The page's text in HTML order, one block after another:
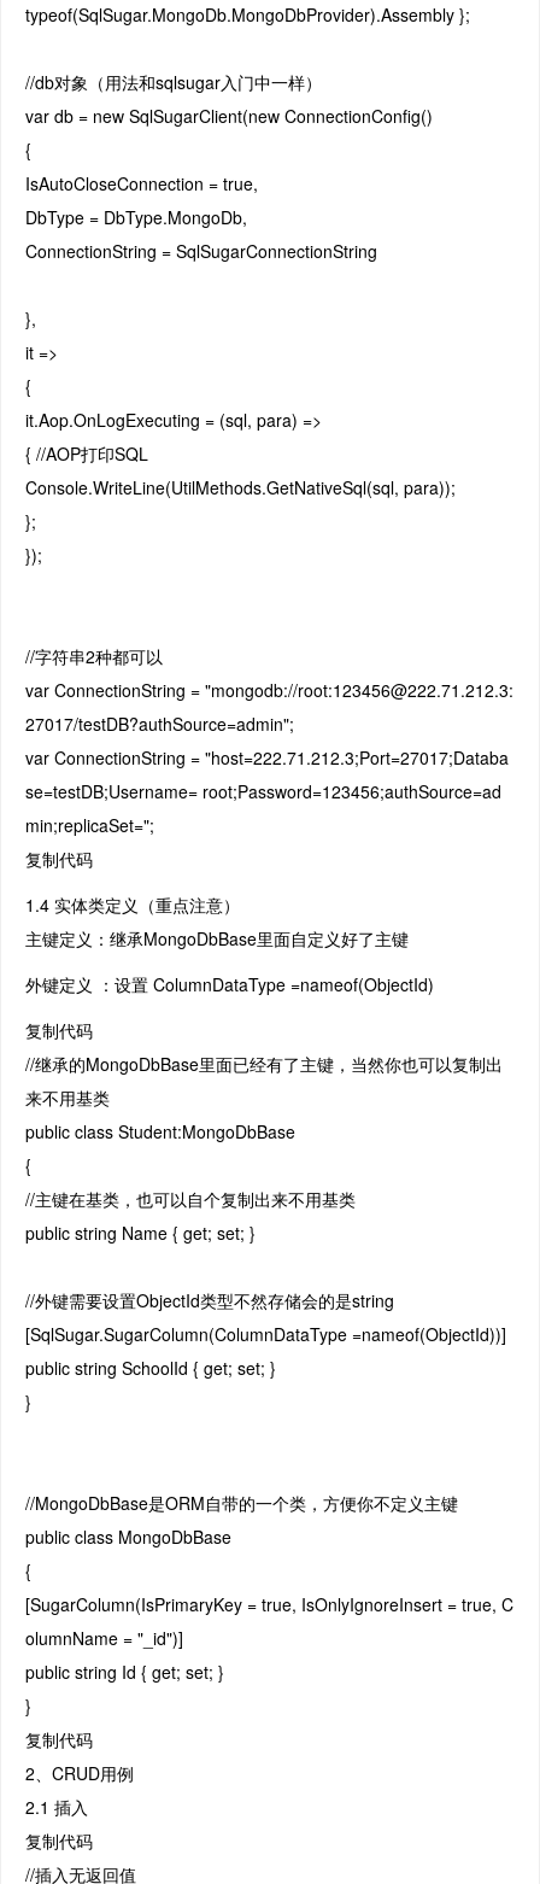
typeof(SqlSugar.MongoDb.MongoDbProvider).Assembly };
//db对象（用法和sqlsugar入门中一样）
var db = new SqlSugarClient(new ConnectionConfig()
{
IsAutoCloseConnection = true,
DbType = DbType.MongoDb,
ConnectionString = SqlSugarConnectionString
},
it =>
{
it.Aop.OnLogExecuting = (sql, para) =>
{ //AOP打印SQL
Console.WriteLine(UtilMethods.GetNativeSql(sql, para));
};
});
//字符串2种都可以
var ConnectionString = "mongodb://root:123456@222.71.212.3:
27017/testDB?authSource=admin";
var ConnectionString = "host=222.71.212.3;Port=27017;Databa
se=testDB;Username= root;Password=123456;authSource=ad
min;replicaSet=";
复制代码
1.4 实体类定义（重点注意）
主键定义：继承MongoDbBase里面自定义好了主键
外键定义 ：设置 ColumnDataType =nameof(ObjectId)
复制代码
//继承的MongoDbBase里面已经有了主键，当然你也可以复制出
来不用基类
public class Student:MongoDbBase
{
//主键在基类，也可以自个复制出来不用基类
public string Name { get; set; }
//外键需要设置ObjectId类型不然存储会的是string
[SqlSugar.SugarColumn(ColumnDataType =nameof(ObjectId))]
public string SchoolId { get; set; }
}
//MongoDbBase是ORM自带的一个类，方便你不定义主键
public class MongoDbBase
{
[SugarColumn(IsPrimaryKey = true, IsOnlyIgnoreInsert = true, C
olumnName = "_id")]
public string Id { get; set; }
}
复制代码
2、CRUD用例
2.1 插入
复制代码
//插入无返回值